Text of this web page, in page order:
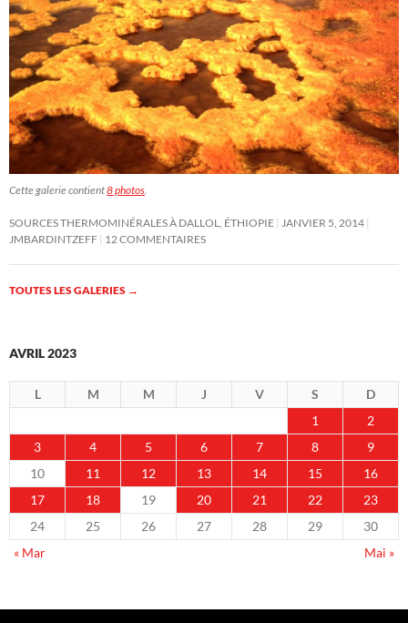
Cette galerie contient8 photos
SOURCES THERMOMINÉRALES À DALLOL, ÉTHIOPIE
JANVIER 5, 2014
JMBARDINTZEFF 12 COMMENTAIRES
TOUTES LES GALERIES →
AVRIL 2023
L M M J V S
D
1
2
3
4 5 6 7 8
9
10
11 12 13 14 15
16
17
18 19 20 21 22
23
24
25 26 27 28 29
30
« Mar
Mai »